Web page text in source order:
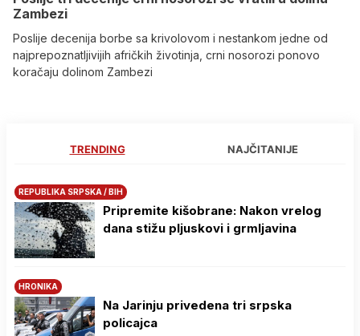
Zambezi
Poslije decenija borbe sa krivolovom i nestankom jedne od
najprepoznatljivijih afričkih životinja, crni nosorozi ponovo
koračaju dolinom Zambezi
TRENDING NAJČITANIJE
REPUBLIKA SRPSKA / BIH
Pripremite kišobrane: Nakon vrelog
dana stižu pljuskovi i grmljavina
HRONIKA
Na Јarinju privedena tri srpska
policajca